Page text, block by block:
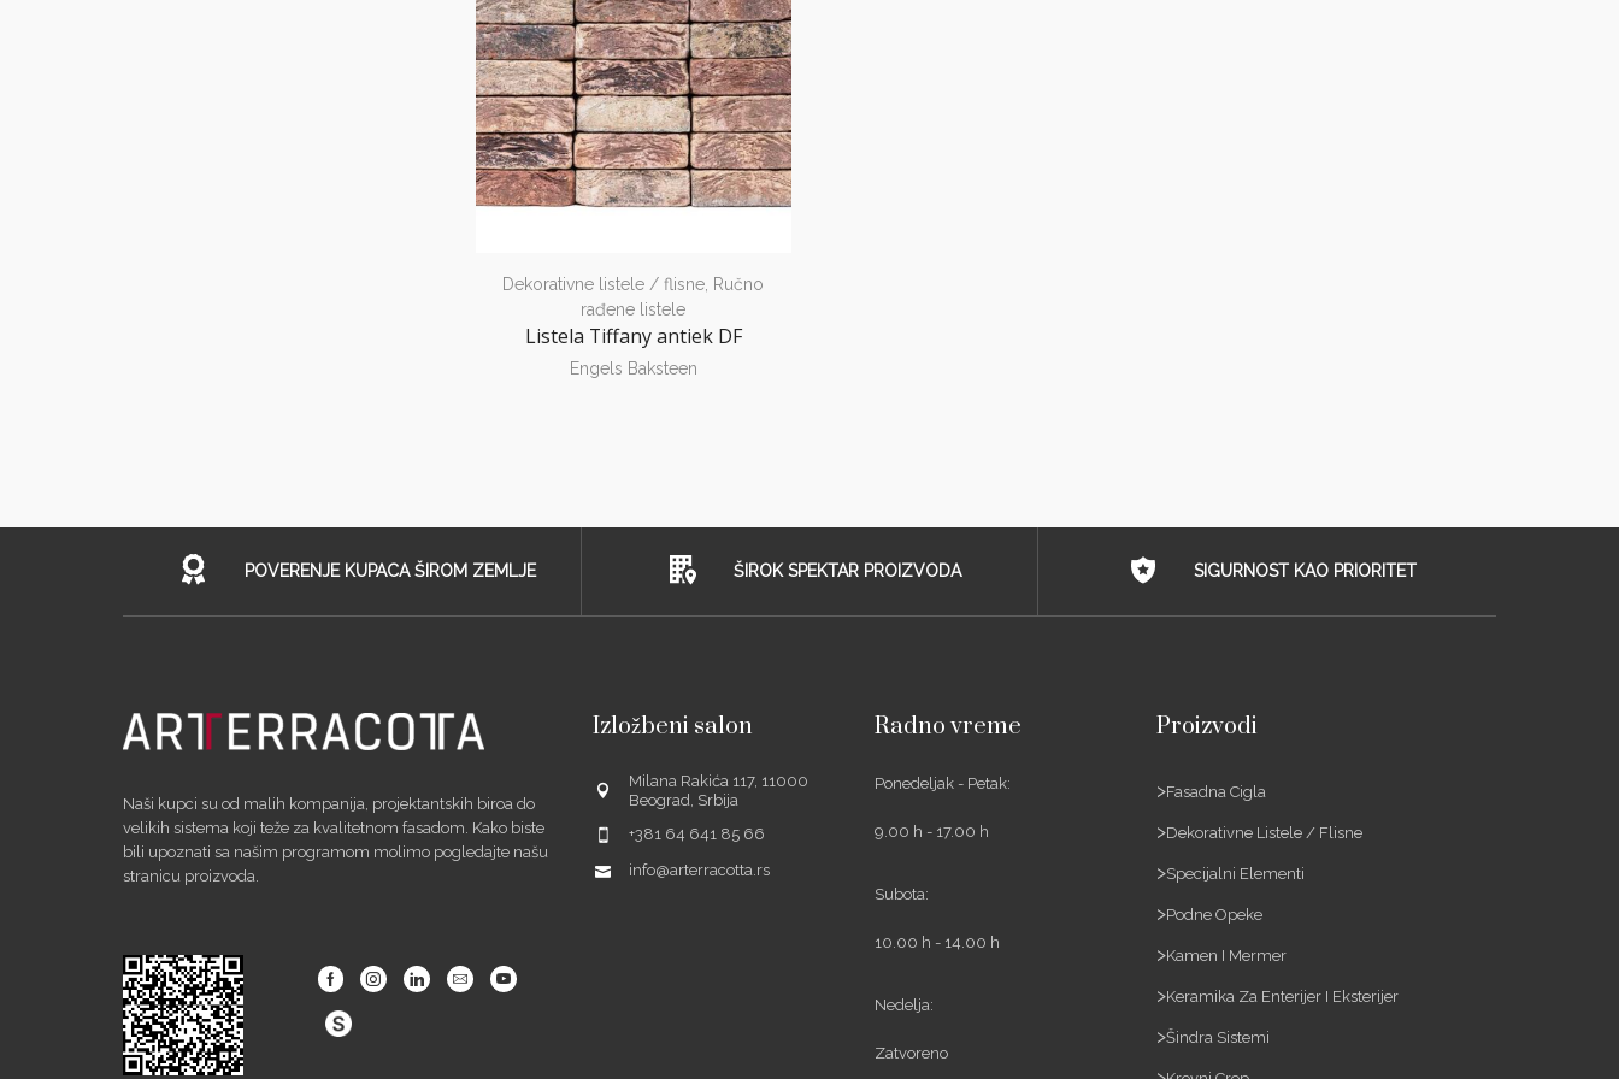
Dekorativne listele / flisne Ručno
rađene listele
Listela Tiffany antiek DF
Engels Baksteen
POVERENJE KUPACA ŠIROM ZEMLJE ŠIROK SPEKTAR PROIZVODA SIGURNOST KAO PRIORITET
Naši kupci su od malih kompanija, projektantskih biroa do
velikih sistema koji teže za kvalitetnom fasadom. Kako biste
bili upoznati sa našim programom molimo pogledajte našu
stranicu proizvoda.
FacebookInstagramLinkedinEmail Youtube
Izložbeni salon
Milana Rakića 117, 11000
Beograd, Srbija
+381 64 641 85 66
info@arterracotta.rs
Radno vreme
Ponedeljak - Petak:
9.00 h - 17.00 h
Subota:
10.00 h - 14.00 h
Nedelja:
Zatvoreno
Proizvodi
Fasadna Cigla
Dekorativne Listele / Flisne
Specijalni Elementi
Podne Opeke
Kamen I Mermer
Keramika Za Enterijer I Eksterijer
Šindra Sistemi